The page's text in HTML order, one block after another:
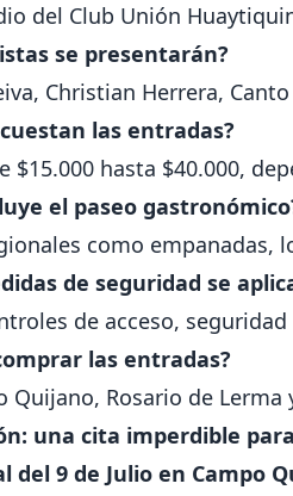
del Club Unión
se presentarán?
Christian Herrera,
las entradas?
$15.000 hasta $40.000,
el paseo
como empanadas,
de seguridad se
de acceso,
las entradas?
Quijano, Rosario de
una cita imperdible
del 9 de Julio en Campo